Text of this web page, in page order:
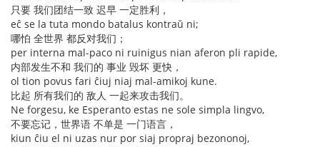
只要 我们团结一致 迟早 一定胜利，
eĉ se la tuta mondo batalus kontraŭ ni;
哪怕 全世界 都反对我们；
per interna mal-paco ni ruinigus nian aferon pli rapide,
内部发生不和 我们的 事业 毁坏 更快，
ol tion povus fari ĉiuj niaj mal-amikoj kune.
比起 所有我们的 敌人 一起来攻击我们。
Ne forgesu, ke Esperanto estas ne sole simpla lingvo,
不要忘记，世界语 不单是 一门语言，
kiun ĉiu el ni uzas nur por siaj propraj bezononoj,